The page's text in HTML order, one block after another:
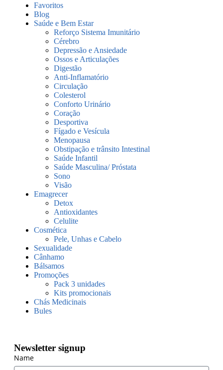
Favoritos
Blog
Saúde e Bem Estar
Reforço Sistema Imunitário
Cérebro
Depressão e Ansiedade
Ossos e Articulações
Digestão
Anti-Inflamatório
Circulação
Colesterol
Conforto Urinário
Coração
Desportiva
Fígado e Vesícula
Menopausa
Obstipação e trânsito Intestinal
Saúde Infantil
Saúde Masculina/ Próstata
Sono
Visão
Emagrecer
Detox
Antioxidantes
Celulite
Cosmética
Pele, Unhas e Cabelo
Sexualidade
Cânhamo
Bálsamos
Promoções
Pack 3 unidades
Kits promocionais
Chás Medicinais
Bules
Newsletter signup
Name